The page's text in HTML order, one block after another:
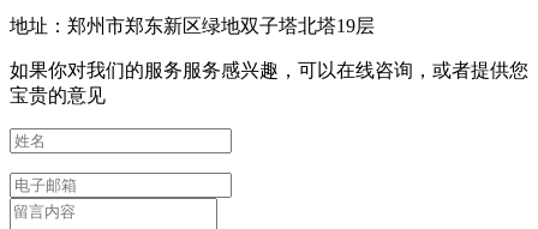
地址：郑州市郑东新区绿地双子塔北塔19层
如果你对我们的服务服务感兴趣，可以在线咨询，或者提供您
宝贵的意见